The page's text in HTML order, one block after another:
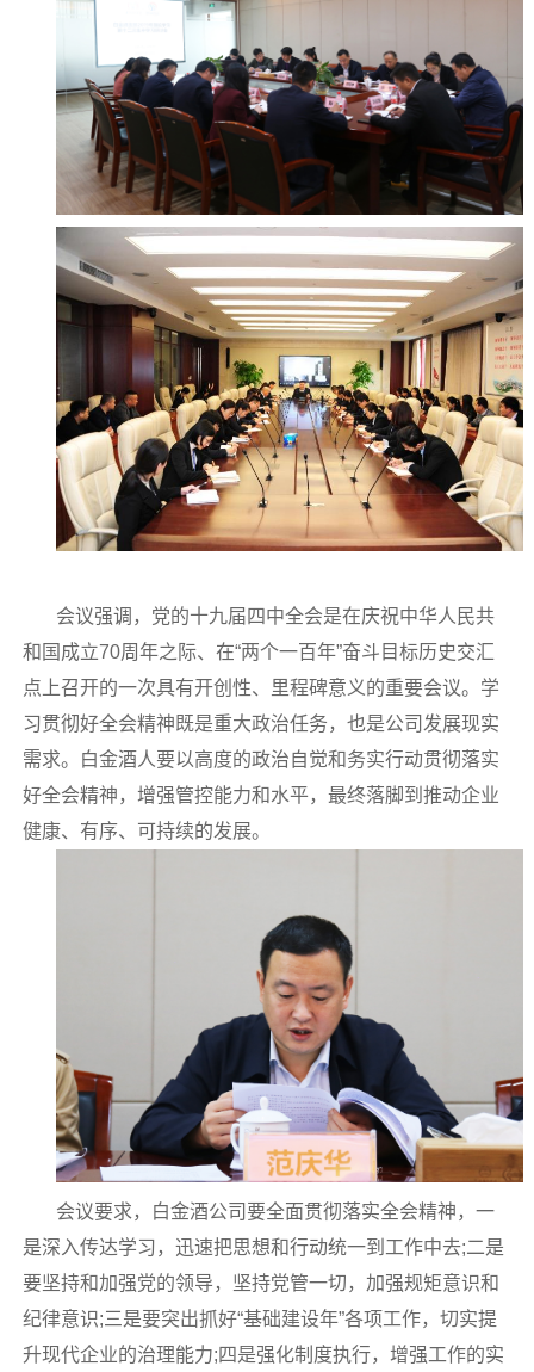
会议强调，党的十九届四中全会是在庆祝中华人民共
和国成立70周年之际、在“两个一百年”奋斗目标历史交汇
点上召开的一次具有开创性、里程碑意义的重要会议。学
习贯彻好全会精神既是重大政治任务，也是公司发展现实
需求。白金酒人要以高度的政治自觉和务实行动贯彻落实
好全会精神，增强管控能力和水平，最终落脚到推动企业
健康、有序、可持续的发展。
会议要求，白金酒公司要全面贯彻落实全会精神，一
是深入传达学习，迅速把思想和行动统一到工作中去;二是
要坚持和加强党的领导，坚持党管一切，加强规矩意识和
纪律意识;三是要突出抓好“基础建设年”各项工作，切实提
升现代企业的治理能力;四是强化制度执行，增强工作的实